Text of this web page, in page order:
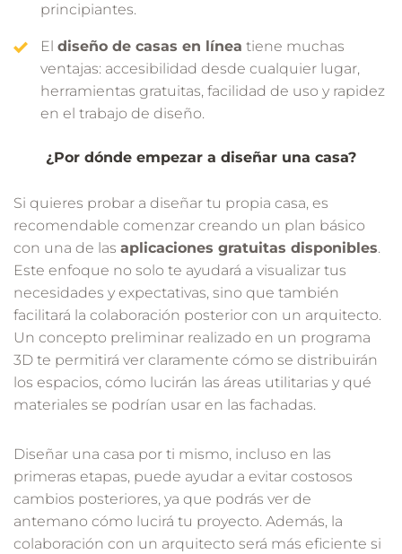
principiantes.
El diseño de casas en línea tiene muchas
ventajas: accesibilidad desde cualquier lugar,
herramientas gratuitas, facilidad de uso y rapidez
en el trabajo de diseño.
¿Por dónde empezar a diseñar una casa?
Si quieres probar a diseñar tu propia casa, es
recomendable comenzar creando un plan básico
con una de las aplicaciones gratuitas disponibles.
Este enfoque no solo te ayudará a visualizar tus
necesidades y expectativas, sino que también
facilitará la colaboración posterior con un arquitecto.
Un concepto preliminar realizado en un programa
3D te permitirá ver claramente cómo se distribuirán
los espacios, cómo lucirán las áreas utilitarias y qué
materiales se podrían usar en las fachadas.
Diseñar una casa por ti mismo, incluso en las
primeras etapas, puede ayudar a evitar costosos
cambios posteriores, ya que podrás ver de
antemano cómo lucirá tu proyecto. Además, la
colaboración con un arquitecto será más eficiente si